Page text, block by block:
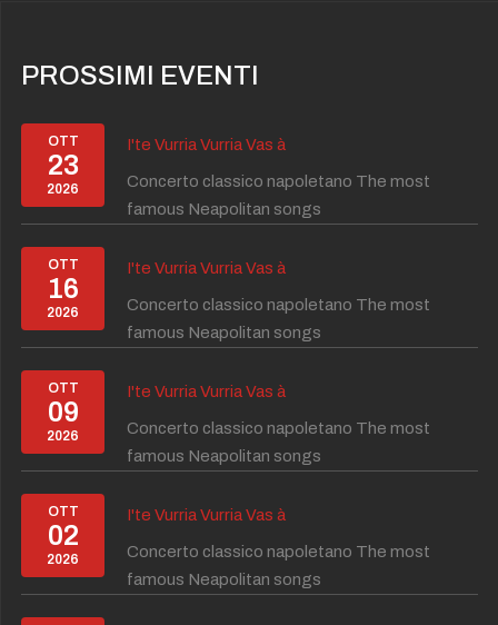
PROSSIMI EVENTI
OTT
23
2026
I'te Vurria Vurria Vas à
Concerto classico napoletano The most
famous Neapolitan songs
OTT
16
2026
I'te Vurria Vurria Vas à
Concerto classico napoletano The most
famous Neapolitan songs
OTT
09
2026
I'te Vurria Vurria Vas à
Concerto classico napoletano The most
famous Neapolitan songs
OTT
02
2026
I'te Vurria Vurria Vas à
Concerto classico napoletano The most
famous Neapolitan songs